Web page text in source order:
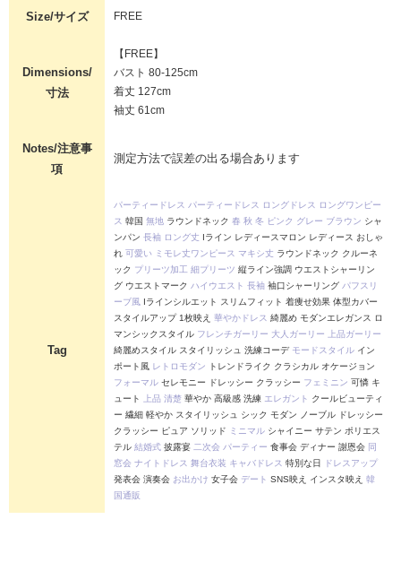
Size/サイズ FREE
Dimensions/
寸法
【FREE】
バスト 80-125cm
着丈 127cm
袖丈 61cm
Notes/注意事
項
測定方法で誤差の出る場合あります
Tag
パーティードレス パーティードレス ロングドレス
ロングワンピー
ス 韓国 無地 ラウンドネック 春 秋 冬 ピンク グレー ブラウン シャ
ンパン 長袖 ロング丈 Iライン レディースマロン レディース おしゃ
れ 可愛い ミモレ丈ワンピース マキシ丈 ラウンドネック クルーネ
ック プリーツ加工 細プリーツ 縦ライン強調 ウエストシャーリン
グ ウエストマーク ハイウエスト 長袖 袖口シャーリング パフスリ
ーブ風
Iラインシルエット スリムフィット 着痩せ効果 体型カバー
スタイルアップ 1枚映え 華やかドレス 綺麗め モダンエレガンス ロ
マンシックスタイル フレンチガーリー 大人ガーリー
上品ガーリー
綺麗めスタイル スタイリッシュ 洗練コーデ モードスタイル イン
ポート風 レトロモダン トレンドライク クラシカル オケージョン
フォーマル セレモニー ドレッシー クラッシー フェミニン 可憐 キ
ュート
上品 清楚 華やか 高級感 洗練 エレガント クールビューティ
ー 繊細 軽やか スタイリッシュ シック モダン ノーブル ドレッシー
クラッシー ピュア ソリッド
ミニマル シャイニー サテン ポリエス
テル 結婚式 披露宴 二次会 パーティー 食事会 ディナー 謝恩会 同
窓会 ナイトドレス 舞台衣装 キャバドレス 特別な日
ドレスアップ
発表会 演奏会 お出かけ 女子会 デート SNS映え インスタ映え 韓
国通販